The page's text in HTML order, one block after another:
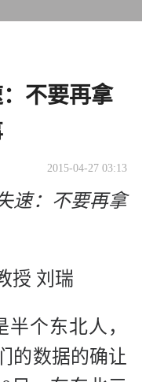
不要再拿
2015-04-27 03:13
速：不要再拿
授 刘瑞
个东北人，
的数据的确让